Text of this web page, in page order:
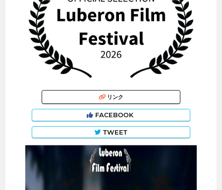
リンク
FACEBOOK
TWEET